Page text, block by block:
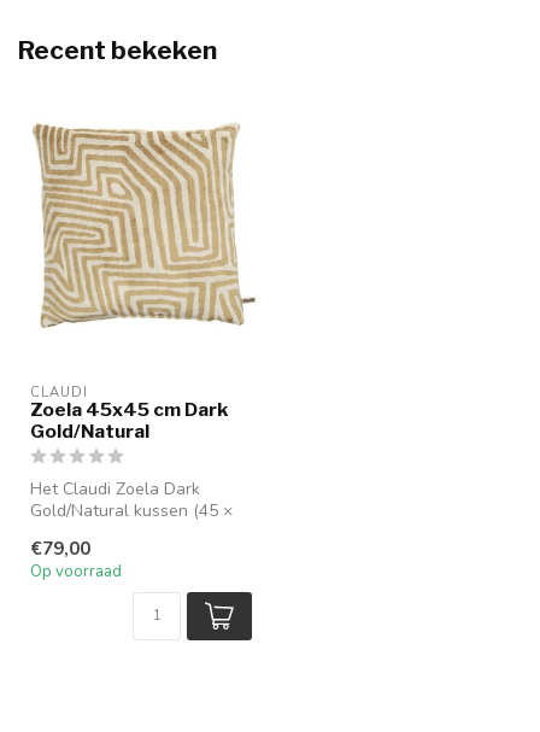
Recent bekeken
CLAUDI
Zoela 45x45 cm Dark
Gold/Natural
Het Claudi Zoela Dark
Gold/Natural kussen (45 ×
goudtint...
€79,00
Op voorraad